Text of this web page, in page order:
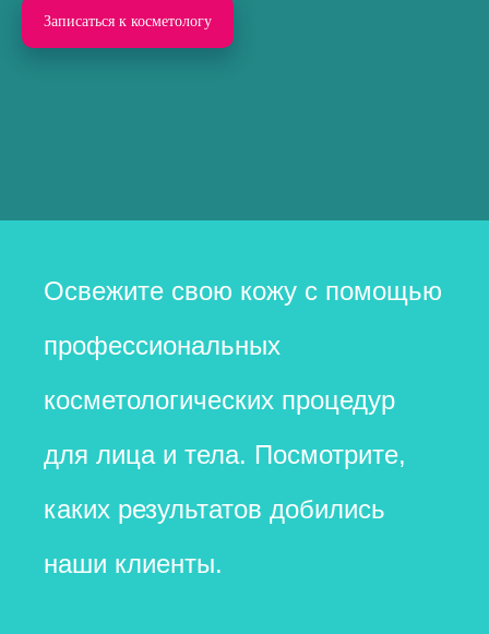
Записаться к косметологу
Освежите свою кожу с помощью
профессиональных
косметологических процедур
для лица и тела. Посмотрите,
каких результатов добились
наши клиенты.